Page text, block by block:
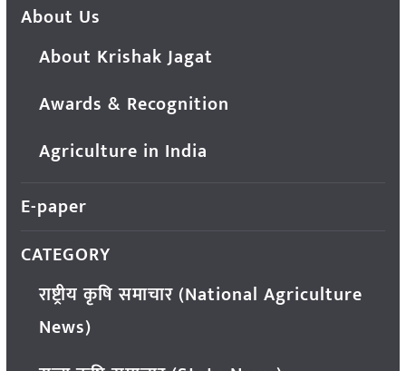
About Us
About Krishak Jagat
Awards & Recognition
Agriculture in India
E-paper
CATEGORY
राष्ट्रीय कृषि समाचार (National Agriculture
News)